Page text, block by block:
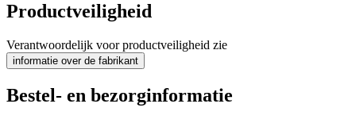
Productveiligheid
Verantwoordelijk voor productveiligheid zie
informatie over de fabrikant
Bestel- en bezorginformatie